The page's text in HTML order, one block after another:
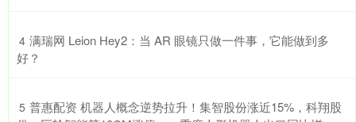
4 ​满瑞网 Leion Hey2：当 AR 眼镜只做一件事，它能做到多
好？
5 ​普惠配资 机器人概念逆势拉升！集智股份涨近15%，科翔股